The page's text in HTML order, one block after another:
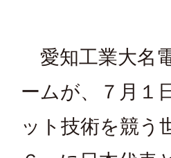
愛知工業大名
ームが、７月１
ット技術を競う